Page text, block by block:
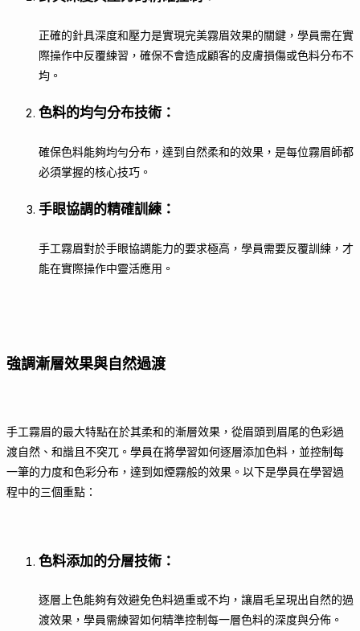
正確的針具深度和壓力是實現完美霧眉效果的關鍵，學員需在實
際操作中反覆練習，確保不會造成顧客的皮膚損傷或色料分布不
均。
色料的均勻分布技術 ：
確保色料能夠均勻分布，達到自然柔和的效果，是每位霧眉師都
必須掌握的核心技巧。
手眼協調的精確訓練 ：
手工霧眉對於手眼協調能力的要求極高，學員需要反覆訓練，才
能在實際操作中靈活應用。
強調漸層效果與自然過渡
手工霧眉的最大特點在於其柔和的漸層效果，從眉頭到眉尾的色彩過
渡自然、和諧且不突兀。學員在將學習如何逐層添加色料，並控制每
一筆的力度和色彩分布，達到如煙霧般的效果。以下是學員在學習過
程中的三個重點：
色料添加的分層技術 ：
逐層上色能夠有效避免色料過重或不均，讓眉毛呈現出自然的過
渡效果，學員需練習如何精準控制每一層色料的深度與分佈。